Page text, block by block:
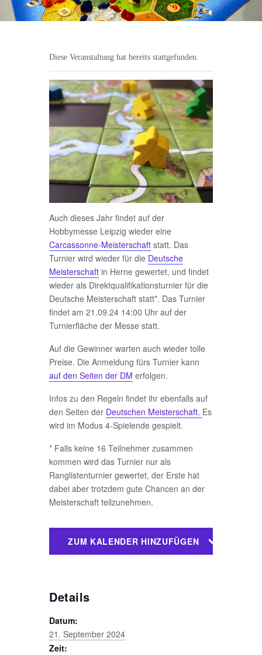
Diese Veranstaltung hat bereits stattgefunden.
Auch dieses Jahr findet auf der
Hobbymesse Leipzig wieder eine
Carcassonne-Meisterschaft statt. Das
Turnier wird wieder für die Deutsche
Meisterschaft in Herne gewertet, und findet
wieder als Direktqualifikationsturnier für die
Deutsche Meisterschaft statt*. Das Turnier
findet am 21.09.24 14:00 Uhr auf der
Turnierfläche der Messe statt.
Auf die Gewinner warten auch wieder tolle
Preise. Die Anmeldung fürs Turnier kann
auf den Seiten der DM erfolgen.
Infos zu den Regeln findet ihr ebenfalls auf
den Seiten der Deutschen Meisterschaft. Es
wird im Modus 4-Spielende gespielt.
* Falls keine 16 Teilnehmer zusammen
kommen wird das Turnier nur als
Ranglistenturnier gewertet, der Erste hat
dabei aber trotzdem gute Chancen an der
Meisterschaft teilzunehmen.
ZUM KALENDER HINZUFÜGEN
Details
Datum:
21. September 2024
Zeit: